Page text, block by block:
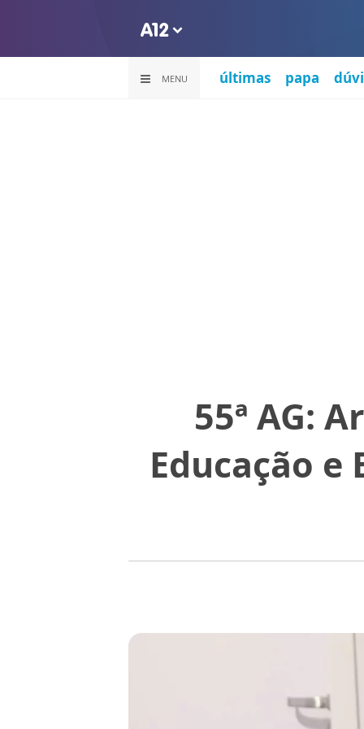
MENU últimas papa
55ª AG:
Educação e